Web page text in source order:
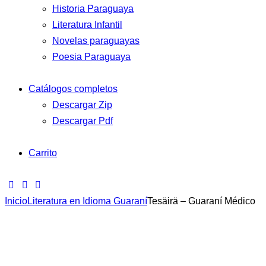
Historia Paraguaya
Literatura Infantil
Novelas paraguayas
Poesia Paraguaya
Catálogos completos
Descargar Zip
Descargar Pdf
Carrito
InicioLiteratura en Idioma GuaraníTesäirä – Guaraní Médico